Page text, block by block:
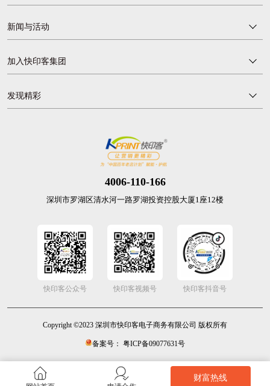
4006-110-166
深圳市罗湖区清水河一路罗湖投资控股大厦1座12楼
快印客公众号 快印客视频号 快印客抖音号
新闻与活动
加入快印客集团
发现精彩
Copyright ©2023 深圳市快印客电子商务有限公司 版权所有
备案号： 粤ICP备09077631号
财富热线